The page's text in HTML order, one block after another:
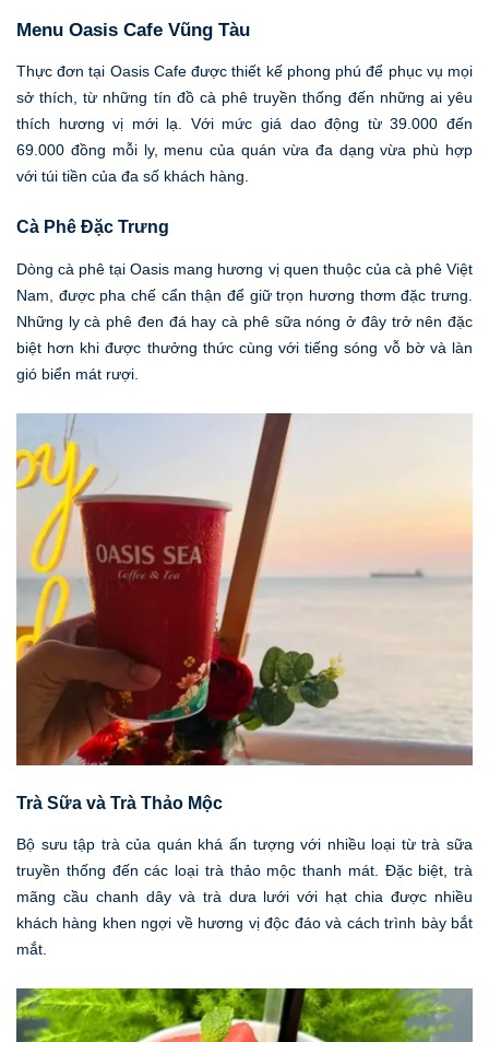
Menu Oasis Cafe Vũng Tàu
Thực đơn tại Oasis Cafe được thiết kế phong phú để phục vụ mọi
sở thích, từ những tín đồ cà phê truyền thống đến những ai yêu
thích hương vị mới lạ. Với mức giá dao động từ 39.000 đến
69.000 đồng mỗi ly, menu của quán vừa đa dạng vừa phù hợp
với túi tiền của đa số khách hàng.
Cà Phê Đặc Trưng
Dòng cà phê tại Oasis mang hương vị quen thuộc của cà phê Việt
Nam, được pha chế cẩn thận để giữ trọn hương thơm đặc trưng.
Những ly cà phê đen đá hay cà phê sữa nóng ở đây trở nên đặc
biệt hơn khi được thưởng thức cùng với tiếng sóng vỗ bờ và làn
gió biển mát rượi.
Trà Sữa và Trà Thảo Mộc
Bộ sưu tập trà của quán khá ấn tượng với nhiều loại từ trà sữa
truyền thống đến các loại trà thảo mộc thanh mát. Đặc biệt, trà
mãng cầu chanh dây và trà dưa lưới với hạt chia được nhiều
khách hàng khen ngợi về hương vị độc đáo và cách trình bày bắt
mắt.